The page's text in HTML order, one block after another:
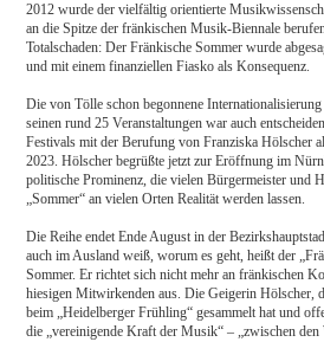
2012 wurde der vielfältig orientierte
an die Spitze der fränkischen Musik-Biennale
Totalschaden: Der Fränkische Sommer wurde
und mit einem finanziellen Fiasko als Konsequenz.
Die von Tölle schon begonnene
seinen rund 25 Veranstaltungen war auch
Festivals mit der Berufung von Franziska Hölscher
2023. Hölscher begrüßte jetzt zur Eröffnung im
politische Prominenz, die vielen Bürgermeister und
„Sommer“ an vielen Orten Realität werden lassen.
Die Reihe endet Ende August in der
auch im Ausland weiß, worum es geht, heißt der
Sommer. Er richtet sich nicht mehr an fränkischen
hiesigen Mitwirkenden aus. Die Geigerin Hölscher,
beim „Heidelberger Frühling“ gesammelt hat und
die „vereinigende Kraft der Musik“ – „zwischen den